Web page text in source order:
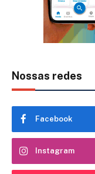
Nossas redes
Facebook
Instagram